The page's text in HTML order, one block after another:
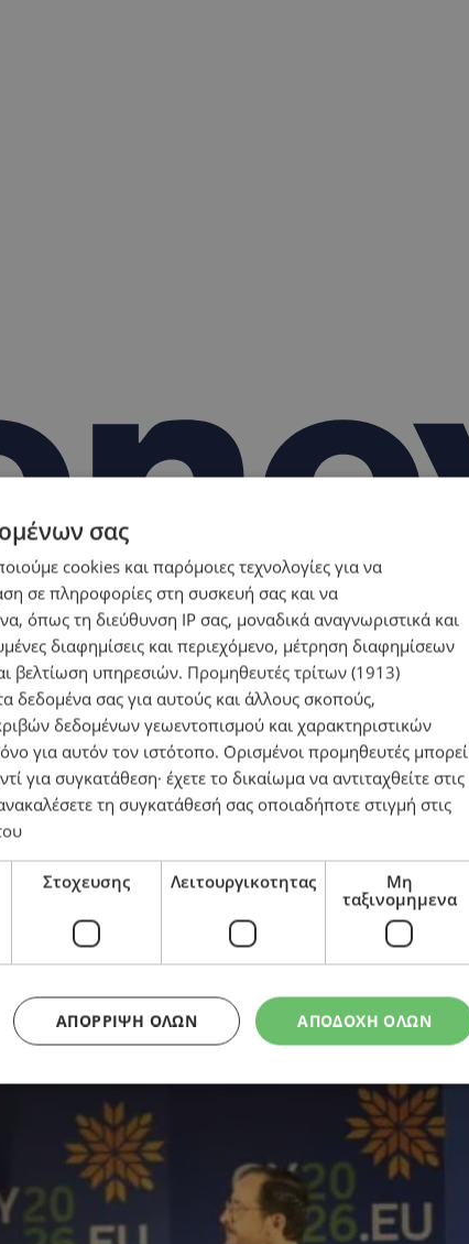
σας
cookies και παρόμοιες τεχνολογίες για να
σε πληροφορίες στη συσκευή σας και να
όπως τη διεύθυνση IP σας, μοναδικά αναγνωριστικά και
διαφημίσεις και περιεχόμενο, μέτρηση διαφημίσεων
βελτίωση υπηρεσιών. Προμηθευτές τρίτων (1913)
δεδομένα σας για αυτούς και άλλους σκοπούς,
δεδομένων γεωεντοπισμού και χαρακτηριστικών
για αυτόν τον ιστότοπο. Ορισμένοι προμηθευτές μπορεί
για συγκατάθεση· έχετε το δικαίωμα να αντιταχθείτε στις
τη συγκατάθεσή σας οποιαδήποτε στιγμή στις
Στοχευσης Λειτουργικοτητας
Μη
ταξινομημενα
ΑΠΟΔΟΧΗ ΟΛΩΝ
ΑΠΌΡΡΙΨΗ ΌΛΩΝ